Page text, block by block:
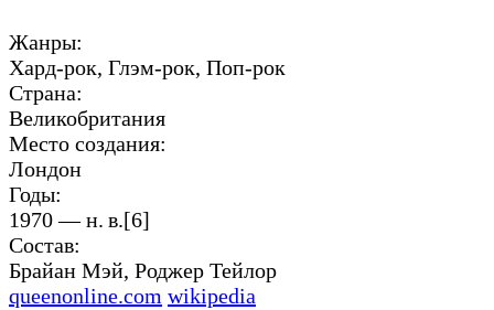
Жанры:
Хард-рок, Глэм-рок, Поп-рок
Страна:
Великобритания
Место создания:
Лондон
Годы:
1970 — н. в.[6]
Состав:
Брайан Мэй, Роджер Тейлор
queenonline.com wikipedia